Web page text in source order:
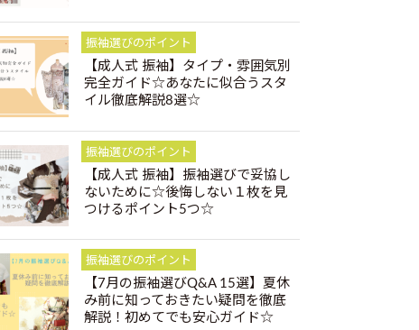
振袖選びのポイント
【成人式 振袖】タイプ・雰囲気別
完全ガイド☆あなたに似合うスタ
イル徹底解説8選☆
振袖選びのポイント
【成人式 振袖】振袖選びで妥協し
ないために☆後悔しない１枚を見
つけるポイント5つ☆
振袖選びのポイント
【7月の振袖選びQ&A 15選】夏休
み前に知っておきたい疑問を徹底
解説！初めてでも安心ガイド☆